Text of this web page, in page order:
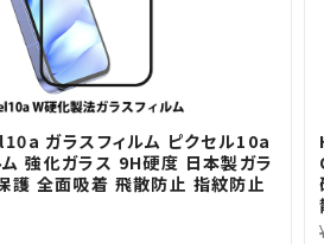
ガラスフィルム ピクセル10a
強化ガラス 9H硬度 日本製ガラ
護 全面吸着 飛散防止 指紋防止